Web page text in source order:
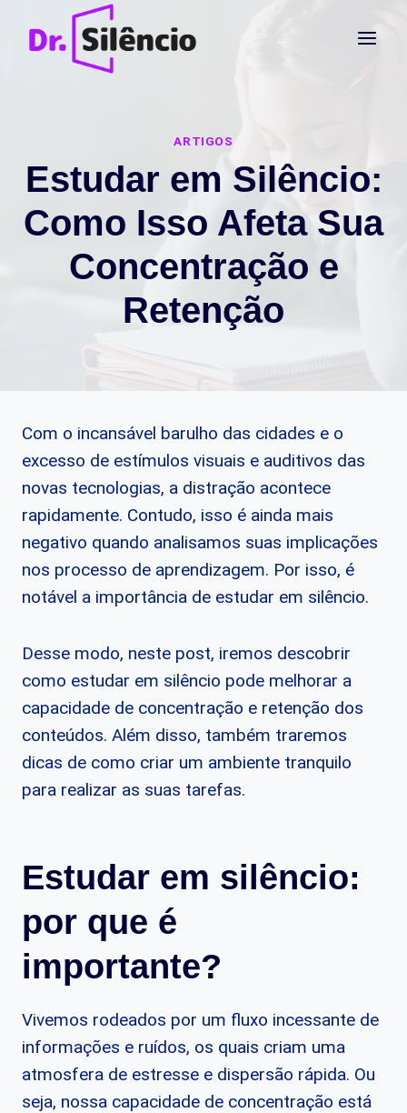
ARTIGOS
Estudar em Silêncio:
Como Isso Afeta Sua
Concentração e
Retenção
Com o incansável barulho das cidades e o
excesso de estímulos visuais e auditivos das
novas tecnologias, a distração acontece
rapidamente. Contudo, isso é ainda mais
negativo quando analisamos suas implicações
nos processo de aprendizagem. Por isso, é
notável a importância de estudar em silêncio.
Desse modo, neste post, iremos descobrir
como estudar em silêncio pode melhorar a
capacidade de concentração e retenção dos
conteúdos. Além disso, também traremos
dicas de como criar um ambiente tranquilo
para realizar as suas tarefas.
Estudar em silêncio:
por que é
importante?
Vivemos rodeados por um fluxo incessante de
informações e ruídos, os quais criam uma
atmosfera de estresse e dispersão rápida. Ou
seja, nossa capacidade de concentração está